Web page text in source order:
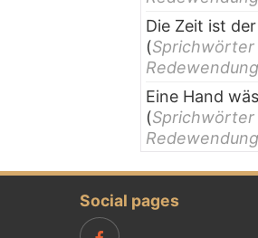
Die Zeit ist
(Sprichwörter
Eine Hand
(Sprichwörter
Social pages